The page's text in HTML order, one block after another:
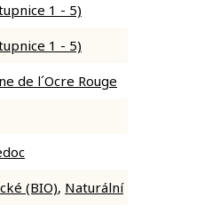
1 - 5)
1 - 5)
de l´Ocre Rouge
(BIO), Naturální